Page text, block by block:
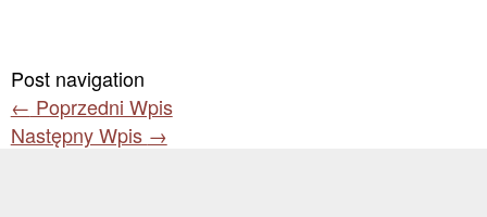
Post navigation
← Poprzedni Wpis
Następny Wpis →